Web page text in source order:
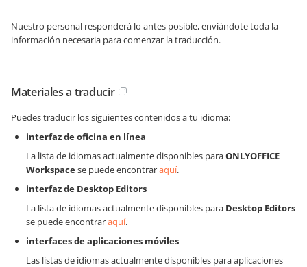
Nuestro personal responderá lo antes posible, enviándote toda la
información necesaria para comenzar la traducción.
Materiales a traducir
Puedes traducir los siguientes contenidos a tu idioma:
interfaz de oficina en línea
La lista de idiomas actualmente disponibles paraONLYOFFICE
Workspacese puede encontraraquí.
interfaz de Desktop Editors
La lista de idiomas actualmente disponibles para Desktop Editors
se puede encontraraquí.
interfaces de aplicaciones móviles
Las listas de idiomas actualmente disponibles para aplicaciones